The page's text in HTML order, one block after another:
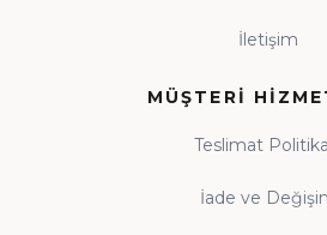
İletişim
MÜŞTERI
Teslimat
İade ve